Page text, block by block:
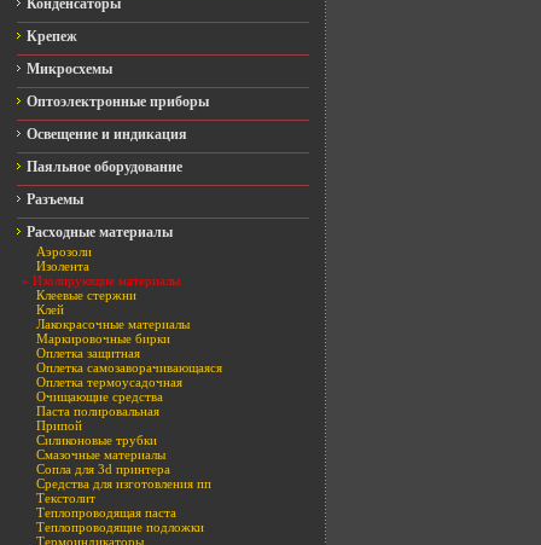
Конденсаторы
Крепеж
Микросхемы
Оптоэлектронные приборы
Освещение и индикация
Паяльное оборудование
Разъемы
Расходные материалы
Аэрозоли
Изолента
» Изолирующие материалы
Клеевые стержни
Клей
Лакокрасочные материалы
Маркировочные бирки
Оплетка защитная
Оплетка самозаворачивающаяся
Оплетка термоусадочная
Очищающие средства
Паста полировальная
Припой
Силиконовые трубки
Смазочные материалы
Сопла для 3d принтера
Средства для изготовления пп
Текстолит
Теплопроводящая паста
Теплопроводящие подложки
Термоиндикаторы